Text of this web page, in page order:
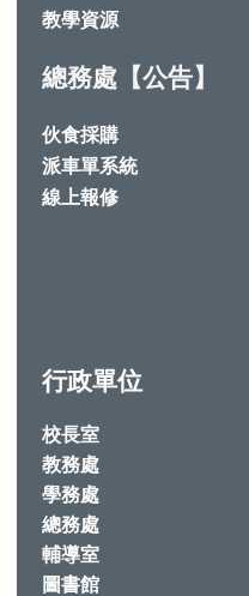
教學資源
總務處【公告】
伙食採購
派車單系統
線上報修
行政單位
校長室
教務處
學務處
總務處
輔導室
圖書館